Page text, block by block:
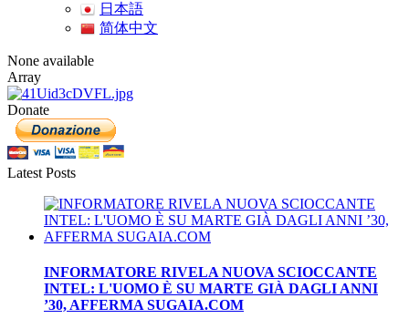
日本語
简体中文
None available
Array
Donate
Latest Posts
INFORMATORE RIVELA NUOVA SCIOCCANTE
INTEL: L'UOMO È SU MARTE GIÀ DAGLI ANNI
’30, AFFERMA SUGAIA.COM